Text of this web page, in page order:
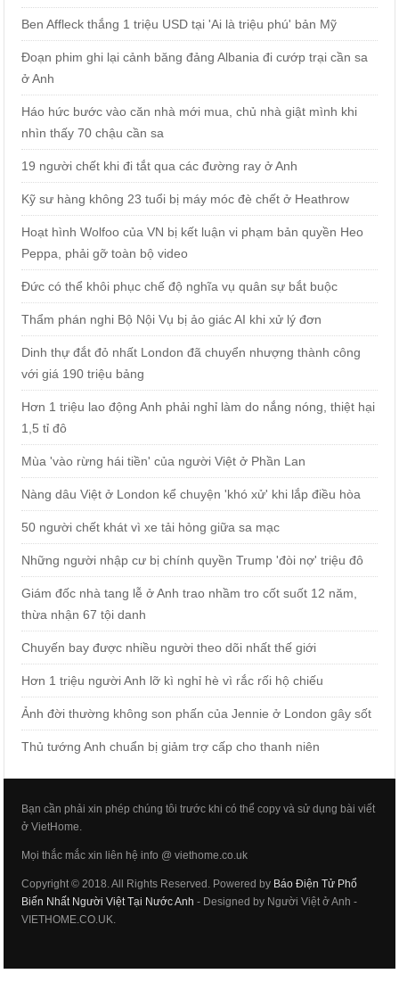
Ben Affleck thắng 1 triệu USD tại 'Ai là triệu phú' bản Mỹ
Đoạn phim ghi lại cảnh băng đảng Albania đi cướp trại cần sa
ở Anh
Háo hức bước vào căn nhà mới mua, chủ nhà giật mình khi
nhìn thấy 70 chậu cần sa
19 người chết khi đi tắt qua các đường ray ở Anh
Kỹ sư hàng không 23 tuổi bị máy móc đè chết ở Heathrow
Hoạt hình Wolfoo của VN bị kết luận vi phạm bản quyền Heo
Peppa, phải gỡ toàn bộ video
Đức có thể khôi phục chế độ nghĩa vụ quân sự bắt buộc
Thẩm phán nghi Bộ Nội Vụ bị ảo giác AI khi xử lý đơn
Dinh thự đắt đỏ nhất London đã chuyển nhượng thành công
với giá 190 triệu bảng
Hơn 1 triệu lao động Anh phải nghỉ làm do nắng nóng, thiệt hại
1,5 tỉ đô
Mùa 'vào rừng hái tiền' của người Việt ở Phần Lan
Nàng dâu Việt ở London kể chuyện 'khó xử' khi lắp điều hòa
50 người chết khát vì xe tải hỏng giữa sa mạc
Những người nhập cư bị chính quyền Trump 'đòi nợ' triệu đô
Giám đốc nhà tang lễ ở Anh trao nhầm tro cốt suốt 12 năm,
thừa nhận 67 tội danh
Chuyến bay được nhiều người theo dõi nhất thế giới
Hơn 1 triệu người Anh lỡ kì nghỉ hè vì rắc rối hộ chiếu
Ảnh đời thường không son phấn của Jennie ở London gây sốt
Thủ tướng Anh chuẩn bị giảm trợ cấp cho thanh niên
Bạn cần phải xin phép chúng tôi trước khi có thể copy và sử dụng bài viết
ở VietHome.
Mọi thắc mắc xin liên hệ info @ viethome.co.uk
Copyright © 2018. All Rights Reserved. Powered by Báo Điện Tử Phổ
Biến Nhất Người Việt Tại Nước Anh - Designed by Người Việt ở Anh -
VIETHOME.CO.UK.